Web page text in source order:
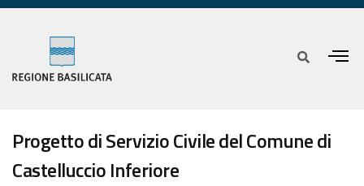
Progetto di Servizio Civile del Comune di
Castelluccio Inferiore